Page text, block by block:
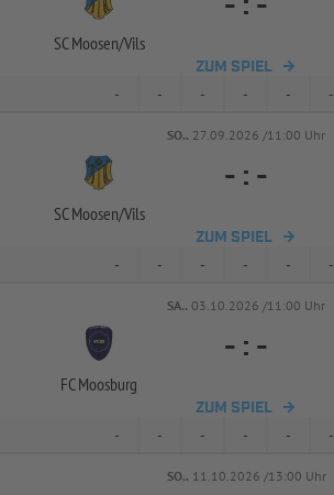
SC Moosen/Vils
ZUM SPIEL
- - - - - -
SO.. 27.09.2026 /11:00 Uhr
SC Moosen/Vils
- : -
ZUM SPIEL
- - - - - -
SA.. 03.10.2026 /11:00 Uhr
FC Moosburg
- : -
ZUM SPIEL
- - - - - -
SO.. 11.10.2026 /13:00 Uhr